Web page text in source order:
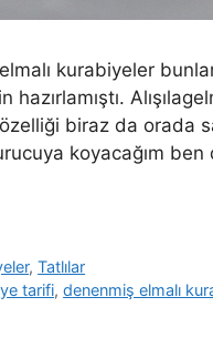
elmalı kurabiyeler
hazırlamıştı.
biraz da orada
koyacağım ben
,Tatlılar
tarifi,denenmiş elmalı